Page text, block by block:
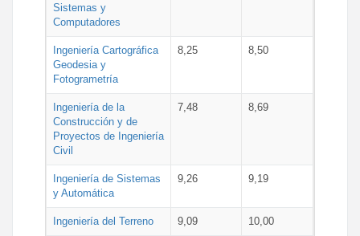
Sistemas y
Computadores
Ingeniería Cartográfica
Geodesia y
Fotogrametría
8,25 8,50
Ingeniería de la
Construcción y de
Proyectos de Ingeniería
Civil
7,48 8,69
Ingeniería de Sistemas
y Automática
9,26 9,19
Ingeniería del Terreno 9,09 10,00